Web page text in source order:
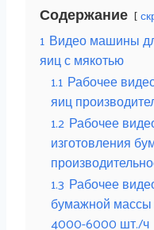
Содержание
1 Видео машины
яиц с мякотью
1.1 Рабочее
яиц
1.2 Рабочее
изготовления
1.3 Рабочее
бумажной массы
4000-6000 шт./ч